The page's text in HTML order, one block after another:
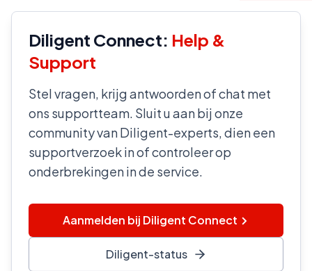
Diligent Connect: Help &
Support
Stel vragen, krijg antwoorden of chat met
ons supportteam. Sluit u aan bij onze
community van Diligent-experts, dien een
supportverzoek in of controleer op
onderbrekingen in de service.
Aanmelden bij Diligent Connect
Diligent-status